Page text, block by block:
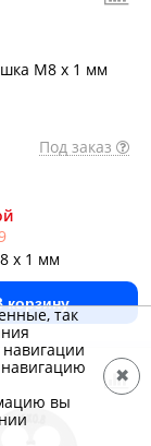
Под заказ
х 1 мм
корзину
так
вы
✖